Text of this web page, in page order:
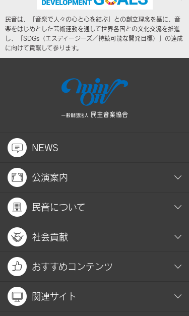
民音は、「音楽で人々の心と心を結ぶ」との創立理念を基に、音
楽をはじめとした芸術運動を通して世界各国との文化交流を推進
し、「SDGs（エスディージーズ／持続可能な開発目標）」の達成
に向けて貢献して参ります。
NEWS
公演案内
民音について
社会貢献
おすすめコンテンツ
関連サイト